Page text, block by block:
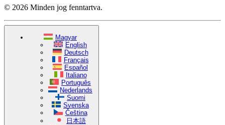
© 2026 Minden jog fenntartva.
Magyar
English
Deutsch
Français
Español
Italiano
Português
Nederlands
Suomi
Svenska
Čeština
日本語